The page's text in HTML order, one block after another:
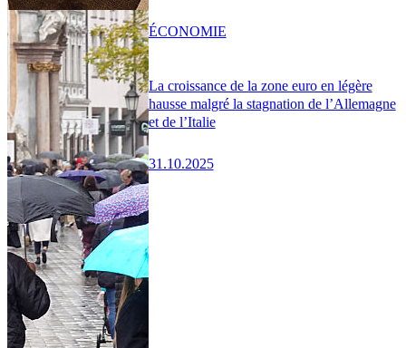
La croissance de la zone euro en légère
hausse malgré la stagnation de l’Allemagne
et de l’Italie
31.10.2025
ÉCONOMIE